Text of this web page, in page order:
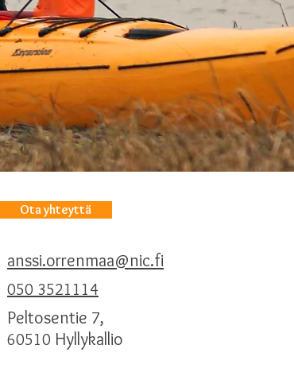
Ota yhteyttä
anssi.orrenmaa@nic.fi
050 3521114
Peltosentie 7,
60510 Hyllykallio